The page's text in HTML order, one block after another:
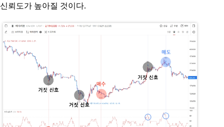
신뢰도가 높아질 것이다.